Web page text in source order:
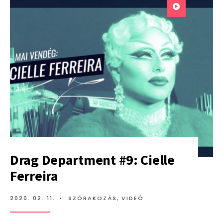
NYITOTTA
A
Drag Department #9: Cielle
Ferreira
2020. 02. 11. • SZÓRAKOZÁS, VIDEÓ